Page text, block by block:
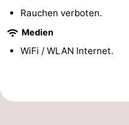
Haamstede
Blick
Zeeuwse
Kust
-
’tHotels
Rauchen verboten.
Medien
WiFi / WLAN Internet.